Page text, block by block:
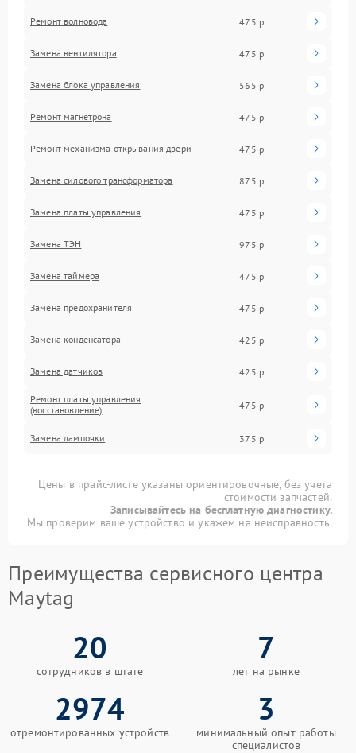
Ремонт волновода 475 р
Замена вентилятора 475 р
Замена блока управления 565 р
Ремонт магнетрона 475 р
Ремонт механизма открывания двери 475 р
Замена силового трансформатора 875 р
Замена платы управления 475 р
Замена ТЭН 975 р
Замена таймера 475 р
Замена предохранителя 475 р
Замена конденсатора 425 р
Замена датчиков 425 р
Ремонт платы управления
(восстановление)
475 р
Замена лампочки 375 р
Цены в прайс-листе указаны ориентировочные, без учета
стоимости запчастей.
Записывайтесь на бесплатную диагностику.
Мы проверим ваше устройство и укажем на неисправность.
Преимущества сервисного центра
Maytag
20
сотрудников в штате
7
лет на рынке
2974
отремонтированных устройств
3
минимальный опыт работы
специалистов